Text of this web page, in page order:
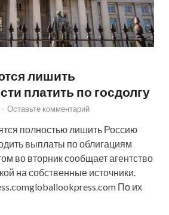
лишить
платить по госдолгу
- Оставьте комментарий
полностью лишить Россию
выплаты по облигациям
во вторник сообщает агентство
на собственные источники.
По их